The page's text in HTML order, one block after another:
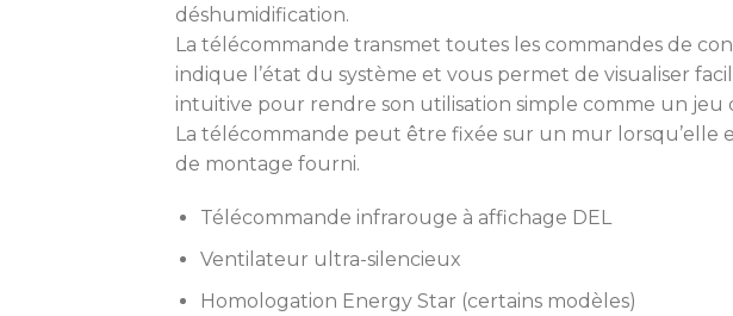
déshumidification.
La télécommande transmet toutes les commandes de
indique l’état du système et vous permet de visualiser
intuitive pour rendre son utilisation simple comme un jeu
La télécommande peut être fixée sur un mur lorsqu’elle
de montage fourni.
Télécommande infrarouge à affichage DEL
Ventilateur ultra-silencieux
Homologation Energy Star (certains modèles)